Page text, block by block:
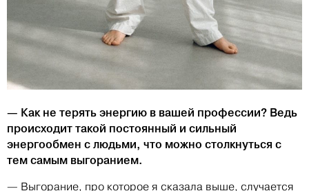
— Как не терять энергию в вашей профессии? Ведь
происходит такой постоянный и сильный
энергообмен с людьми, что можно столкнуться с
тем самым выгоранием.
— Выгорание, про которое я сказала выше, случается